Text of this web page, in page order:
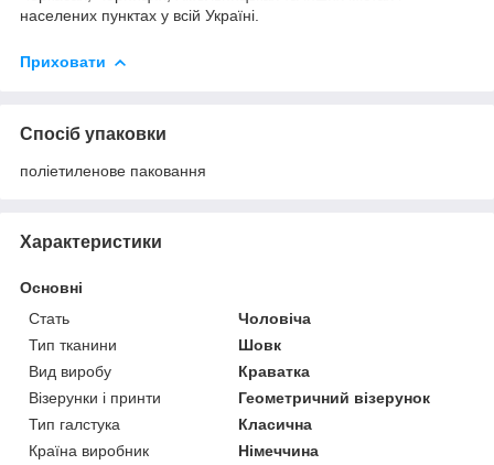
населених пунктах у всій Україні.
Приховати
Спосіб упаковки
поліетиленове паковання
Характеристики
Основні
Стать
Чоловіча
Тип тканини
Шовк
Вид виробу
Краватка
Візерунки і принти
Геометричний візерунок
Тип галстука
Класична
Країна виробник
Німеччина